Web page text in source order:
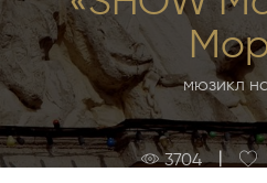
мюзикл
3704